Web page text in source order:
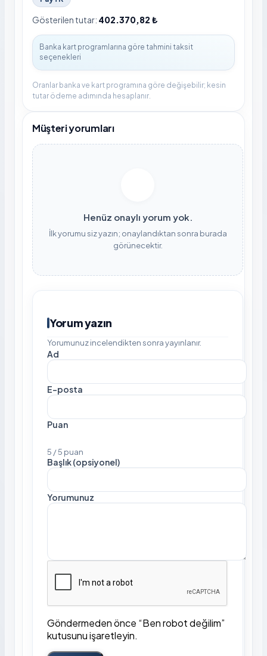
Gösterilen tutar: 402.370,82 ₺
Oranlar banka ve kart programına göre değişebilir; kesin
tutar ödeme adımında hesaplanır.
Müşteri yorumları
Henüz onaylı yorum yok.
İlk yorumu siz yazın; onaylandıktan sonra burada
görünecektir.
Yorum yazın
Yorumunuz incelendikten sonra yayınlanır.
Ad
E-posta
Puan
5 / 5 puan
Başlık (opsiyonel)
Yorumunuz
Göndermeden önce “Ben robot değilim”
kutusunu işaretleyin.